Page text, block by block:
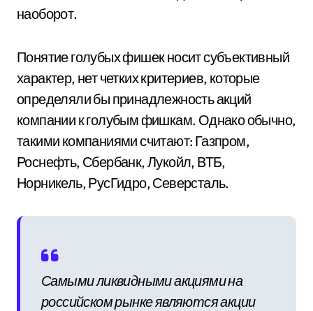
наоборот.
Понятие голубых фишек носит субъективный
характер, нет четких критериев, которые
определяли бы принадлежность акций
компании к голубым фишкам. Однако обычно,
такими компаниями считают: Газпром,
Роснефть, Сбербанк, Лукойл, ВТБ,
Норникель, РусГидро, Северсталь.
Самыми ликвидными акциями на
российском рынке являются акции